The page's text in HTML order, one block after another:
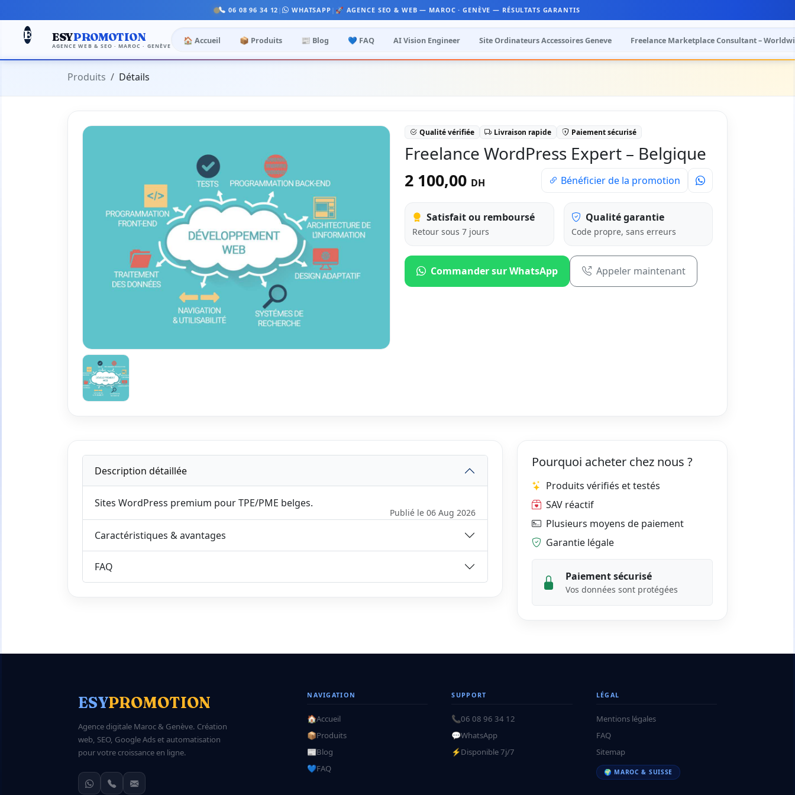
06 08 96 34 12 | WHATSAPP | 🚀 AGENCE SEO & WEB — MAROC · GENÈVE — RÉSULTATS GARANTIS
E ESYPROMOTION
AGENCE WEB & SEO · MAROC · GENÈVE
🏠 Accueil 📦 Produits 📰 Blog 💙 FAQ AI Vision Engineer Site Ordinateurs Accessoires Geneve Freelance Marketplace Consultant –
Produits Détails
Qualité vérifiée Livraison rapide Paiement sécurisé
Freelance WordPress Expert – Belgique
2 100,00 DH Bénéficier de la promotion
Satisfait ou remboursé
Retour sous 7 jours
Qualité garantie
Code propre, sans erreurs
Commander sur WhatsApp Appeler maintenant
Description détaillée
Sites WordPress premium pour TPE/PME belges.
Publié le 06 Aug 2026
Caractéristiques & avantages
FAQ
Pourquoi acheter chez nous ?
Produits vérifiés et testés
SAV réactif
Plusieurs moyens de paiement
Garantie légale
Paiement sécurisé
Vos données sont protégées
ESYPROMOTION
Agence digitale Maroc & Genève. Création
web, SEO, Google Ads et automatisation
pour votre croissance en ligne.
NAVIGATION
🏠Accueil
📦Produits
📰Blog
💙FAQ
SUPPORT
📞06 08 96 34 12
💬WhatsApp
⚡Disponible 7j/7
LÉGAL
Mentions légales
FAQ
Sitemap
🌍 MAROC & SUISSE